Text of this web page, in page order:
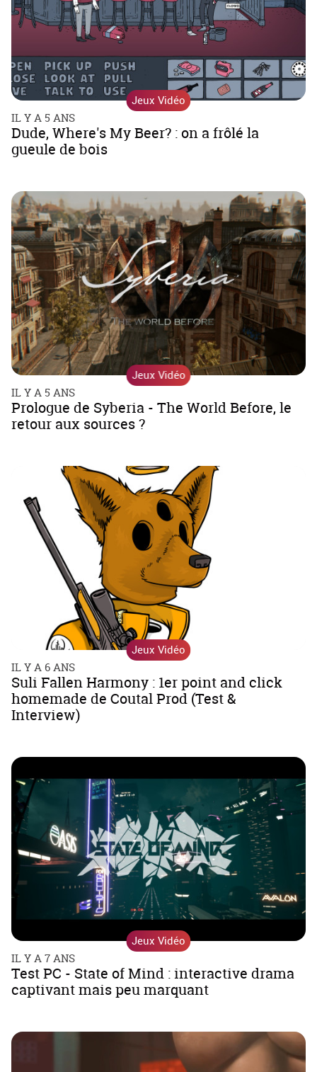
Jeux Vidéo
IL Y A 5 ANS
Dude, Where's My Beer? : on a frôlé la
gueule de bois
Jeux Vidéo
IL Y A 5 ANS
Prologue de Syberia - The World Before, le
retour aux sources ?
Jeux Vidéo
IL Y A 6 ANS
Suli Fallen Harmony : 1er point and click
homemade de Coutal Prod (Test &
Interview)
Jeux Vidéo
IL Y A 7 ANS
Test PC - State of Mind : interactive drama
captivant mais peu marquant